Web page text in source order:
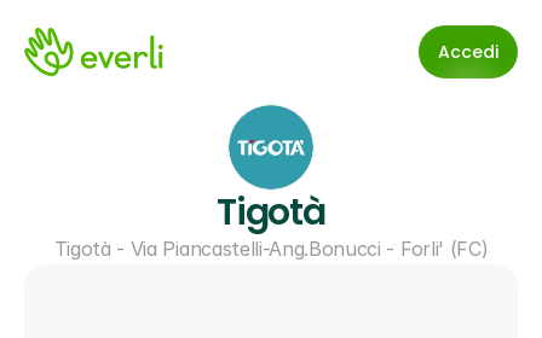
Accedi
Tigotà
Tigotà - Via Piancastelli-Ang.Bonucci - Forli' (FC)